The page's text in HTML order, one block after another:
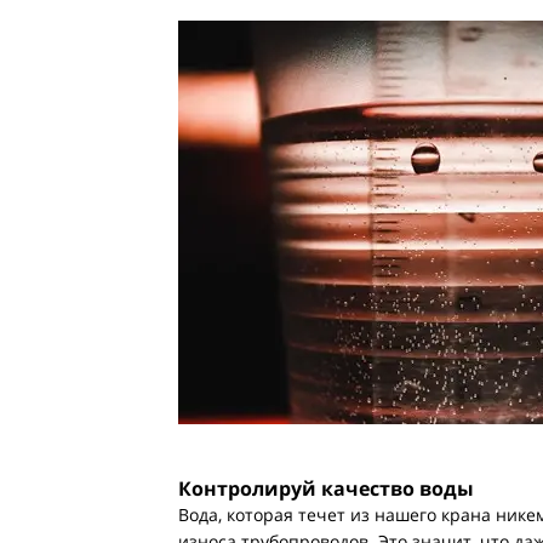
Контролируй качество воды
Вода, которая течет из нашего крана